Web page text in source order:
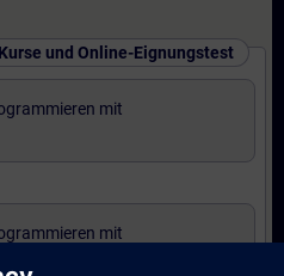
und Online-Eignungstest
mit
mit